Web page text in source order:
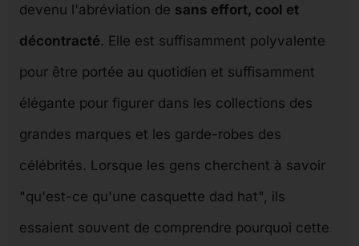
devenu l'abréviation de sans effort, cool et
décontracté. Elle est suffisamment polyvalente
pour être portée au quotidien et suffisamment
élégante pour figurer dans les collections des
grandes marques et les garde-robes des
célébrités. Lorsque les gens cherchent à savoir
"qu'est-ce qu'une casquette dad hat", ils
essaient souvent de comprendre pourquoi cette